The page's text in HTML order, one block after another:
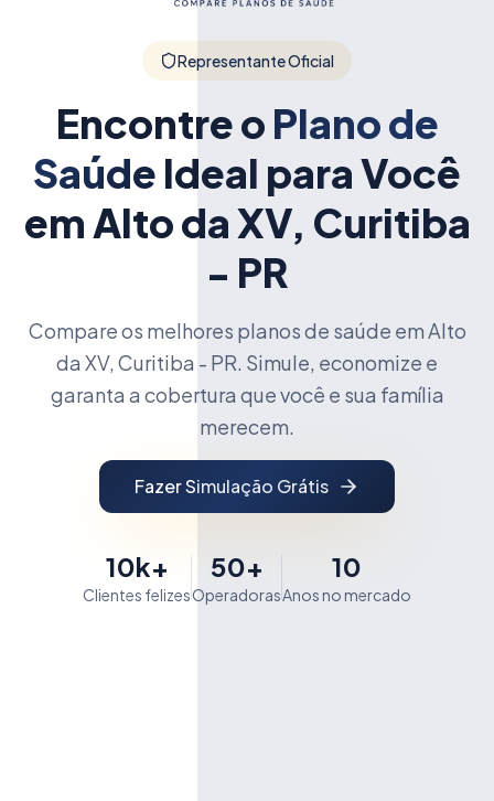
Representante Oficial
Encontre o Plano de
Saúde Ideal para Você
em Alto da XV, Curitiba
- PR
Compare os melhores planos de saúde em Alto
da XV, Curitiba - PR. Simule, economize e
garanta a cobertura que você e sua família
merecem.
Fazer Simulação Grátis
10k+
Clientes felizes
50+
Operadoras
10
Anos no mercado